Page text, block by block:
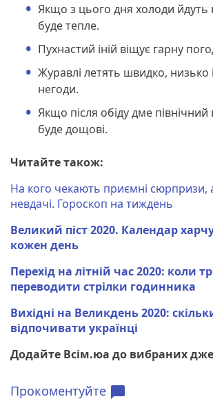
Якщо з цього дня холоди йдуть
буде тепле.
Пухнастий іній віщує гарну
Журавлі летять швидко, низько
негоди.
Якщо після обіду дме північний
буде дощові.
Читайте також:
На кого чекають приємні сюрпризи,
невдачі. Гороскоп на тиждень
Великий піст 2020. Календар
кожен день
Перехід на літній час 2020: коли
переводити стрілки годинника
Вихідні на Великдень 2020:
відпочивати українці
Додайте Всім.юа до вибраних
Прокоментуйте chat_bubble